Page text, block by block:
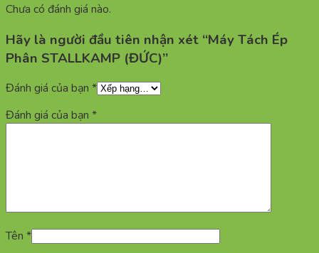
Chưa có đánh giá nào.
Hãy là người đầu tiên nhận xét “Máy Tách Ép
Phân STALLKAMP (ĐỨC)”
Đánh giá của bạn *
Đánh giá của bạn *
Tên *